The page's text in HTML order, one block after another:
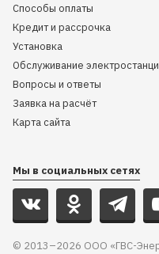
Способы оплаты
Кредит и рассрочка
Установка
Обслуживание
Вопросы и ответы
Заявка на расчёт
Карта сайта
Мы в социальных сетях
© 2013–2026 ООО «ГВС-